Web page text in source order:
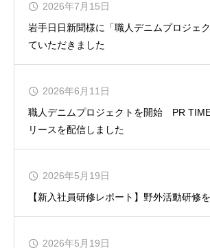
岩手日日新聞様に「職人デニムプロジェ
ていただきました
2026年7月15日
職人デニムプロジェクトを開始 PR
リースを配信しました
2026年6月11日
【新入社員研修レポート】野外活動研修
2026年5月19日
2026年5月19日